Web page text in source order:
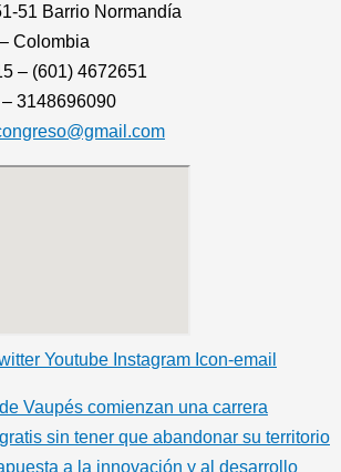
51 Barrio Normandía
Colombia
– (601) 4672651
3148696090
Youtube Instagram Icon-email
Vaupés comienzan una carrera
sin tener que abandonar su territorio
a la innovación y al desarrollo